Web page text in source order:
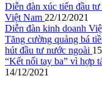
Diễn đàn xúc tiến đầu
Việt Nam 22/12/2021
Diễn đàn kinh doanh
Tăng cường quảng bá
hút đầu tư nước ngoài
“Kết nối tay ba” vì hợp
14/12/2021